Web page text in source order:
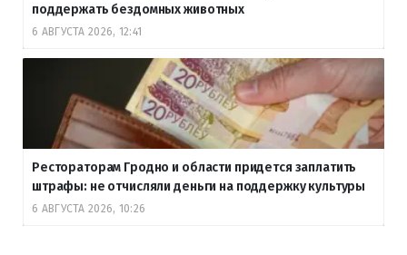
поддержать бездомных животных
6 АВГУСТА 2026, 12:41
Рестораторам Гродно и области придется заплатить
штрафы: не отчисляли деньги на поддержку культуры
6 АВГУСТА 2026, 10:26